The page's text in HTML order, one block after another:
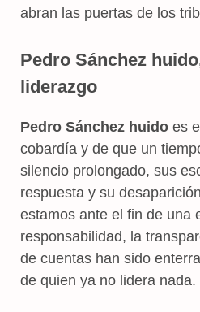
abran las puertas de los
Pedro Sánchez
liderazgo
Pedro Sánchez huido es
cobardía y de que un
silencio prolongado, sus
respuesta y su
estamos ante el fin de una
responsabilidad, la
de cuentas han sido
de quien ya no lidera nada.